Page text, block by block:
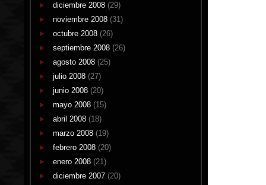
diciembre 2008 (29)
noviembre 2008 (31)
octubre 2008 (26)
septiembre 2008 (26)
agosto 2008 (25)
julio 2008 (27)
junio 2008 (20)
mayo 2008 (15)
abril 2008 (18)
marzo 2008 (19)
febrero 2008 (20)
enero 2008 (21)
diciembre 2007 (20)